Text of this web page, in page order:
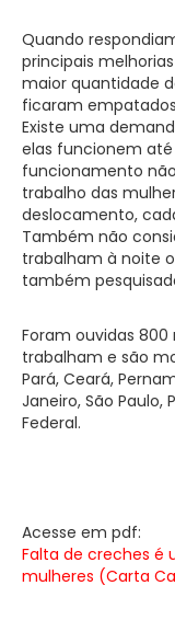
Quando
principais
maior quantidade
ficaram
Existe uma
elas funcionem até
funcionamento
trabalho das
deslocamento,
Também não
trabalham à noite
também
Foram ouvidas 800
trabalham e são
Pará, Ceará,
Janeiro, São Paulo,
Federal.
Acesse em pdf:
Falta de creches é
mulheres (Carta